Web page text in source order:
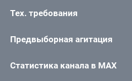
Тех. требования
Предвыборная агитация
Статистика канала в MAX